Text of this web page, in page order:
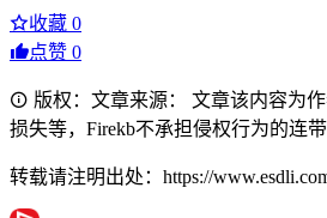
收藏 0
点赞 0
版权：文章来源： 文章该内容为
损失等，Firekb不承担侵权行为的连
转载请注明出处：https://